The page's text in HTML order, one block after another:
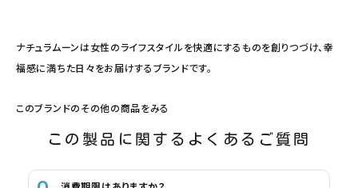
ナチュラムーンは女性のライフスタイルを快適にするものを創りつづけ、幸
福感に満ちた日々をお届けするブランドです。
このブランドのその他の商品をみる
この製品に関するよくあるご質問